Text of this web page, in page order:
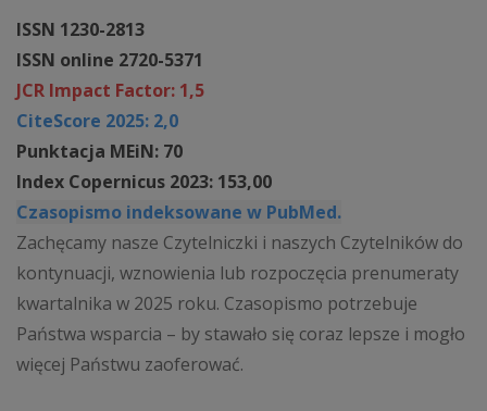
ISSN 1230-2813
ISSN online 2720-5371
JCR Impact Factor: 1,5
CiteScore 2025: 2,0
Punktacja MEiN: 70
Index Copernicus 2023: 153,00
Czasopismo indeksowane w PubMed.
Zachęcamy nasze Czytelniczki i naszych Czytelników do
kontynuacji, wznowienia lub rozpoczęcia prenumeraty
kwartalnika w 2025 roku. Czasopismo potrzebuje
Państwa wsparcia – by stawało się coraz lepsze i mogło
więcej Państwu zaoferować.